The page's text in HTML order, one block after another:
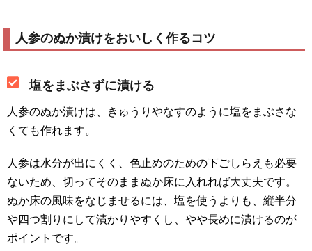
人参のぬか漬けをおいしく作るコツ
塩をまぶさずに漬ける
人参のぬか漬けは、きゅうりやなすのように塩をまぶさな
くても作れます。
人参は水分が出にくく、色止めのための下ごしらえも必要
ないため、切ってそのままぬか床に入れれば大丈夫です。
ぬか床の風味をなじませるには、塩を使うよりも、縦半分
や四つ割りにして漬かりやすくし、やや長めに漬けるのが
ポイントです。